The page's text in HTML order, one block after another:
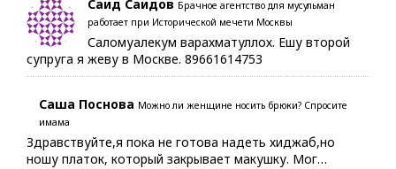
Саид Саидов Брачное агентство для мусульман
работает при Исторической мечети Москвы
Саломуалекум варахматуллох. Ешу второй
супруга я жеву в Москве. 89661614753
Саша Поснова Можно ли женщине носить брюки? Спросите
имама
Здравствуйте,я пока не готова надеть хиджаб,но
ношу платок, который закрывает макушку. Мог…